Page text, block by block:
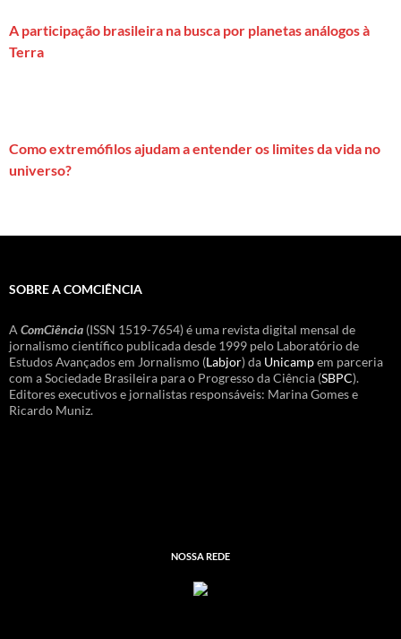
A participação brasileira na busca por planetas análogos à
Terra
Como extremófilos ajudam a entender os limites da vida no
universo?
SOBRE A COMCIÊNCIA
A ComCiência (ISSN 1519-7654) é uma revista digital mensal de
jornalismo científico publicada desde 1999 pelo Laboratório de
Estudos Avançados em Jornalismo (Labjor) da Unicampem parceria
com a Sociedade Brasileira para o Progresso da Ciência (SBPC).
Editores executivos e jornalistas responsáveis: Marina Gomes e
Ricardo Muniz.
NOSSA REDE